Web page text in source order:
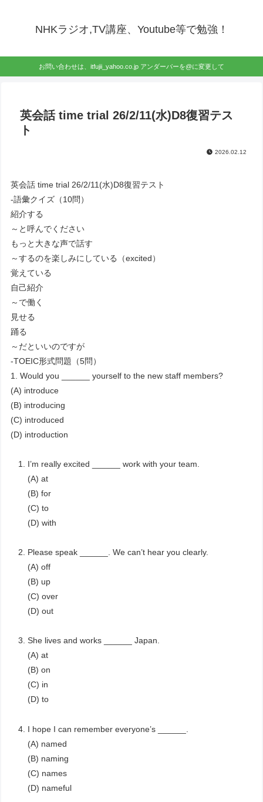
NHKラジオ,TV講座、Youtube等で勉強！
お問い合わせは、itfujii_yahoo.co.jp アンダーバーを@に変更して
英会話 time trial 26/2/11(水)D8復習テス
ト
2026.02.12
英会話 time trial 26/2/11(水)D8復習テスト
-語彙クイズ（10問）
紹介する
～と呼んでください
もっと大きな声で話す
～するのを楽しみにしている（excited）
覚えている
自己紹介
～で働く
見せる
踊る
～だといいのですが
-TOEIC形式問題（5問）
1. Would you ______ yourself to the new staff members?
(A) introduce
(B) introducing
(C) introduced
(D) introduction
I’m really excited ______ work with your team.
(A) at
(B) for
(C) to
(D) with
Please speak ______. We can’t hear you clearly.
(A) off
(B) up
(C) over
(D) out
She lives and works ______ Japan.
(A) at
(B) on
(C) in
(D) to
I hope I can remember everyone’s ______.
(A) named
(B) naming
(C) names
(D) nameful